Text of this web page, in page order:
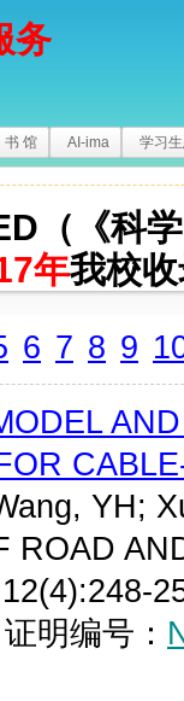
务
书 馆 AI-ima 学习
（《科
年我校
6 7 8 9
YH;
ROAD
证明编号：